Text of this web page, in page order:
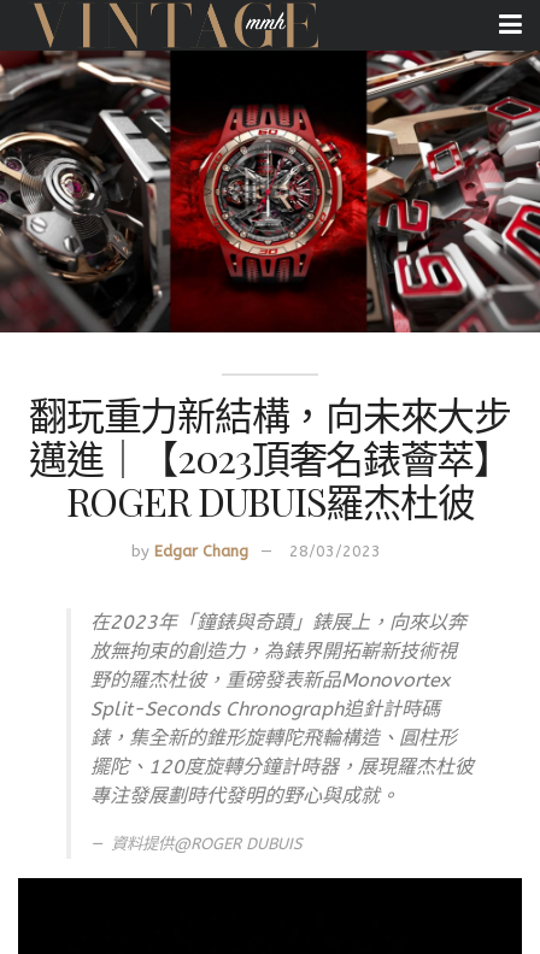
翻玩重力新結構，向未來大步
邁進｜【2023頂奢名錶薈萃】
ROGER DUBUIS羅杰杜彼
by Edgar Chang 28/03/2023
在2023年「鐘錶與奇蹟」錶展上，向來以奔
放無拘束的創造力，為錶界開拓嶄新技術視
野的羅杰杜彼，重磅發表新品Monovortex
Split-Seconds Chronograph追針計時碼
錶，集全新的錐形旋轉陀飛輪構造、圓柱形
擺陀、120度旋轉分鐘計時器，展現羅杰杜彼
專注發展劃時代發明的野心與成就。
資料提供@ROGER DUBUIS